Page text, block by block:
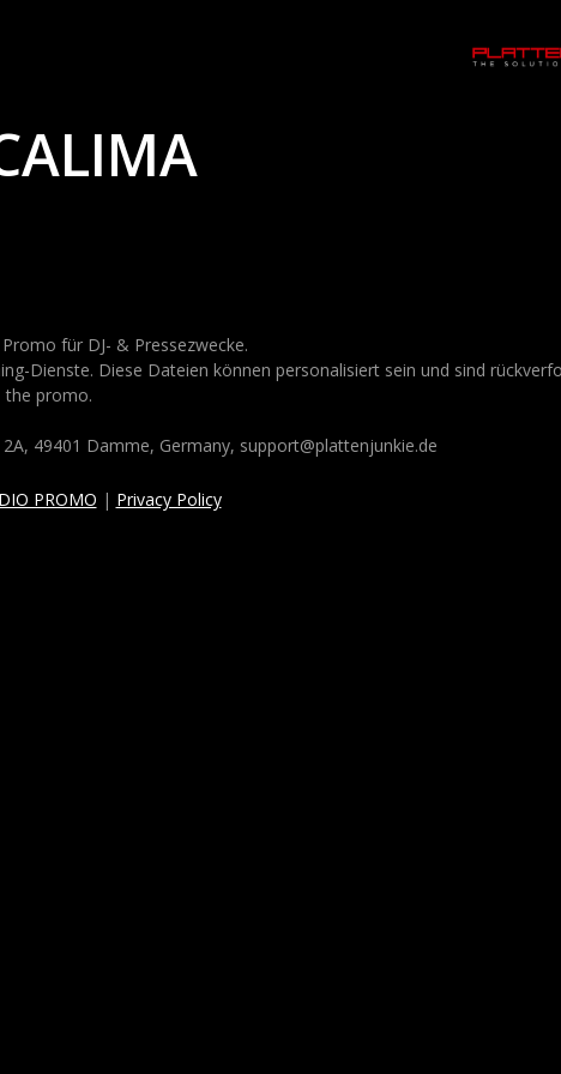
Promo für DJ- & Pressezwecke.
Dienste. Diese Dateien können personalisiert sein und sind
the promo.
49401 Damme, Germany, support@plattenjunkie.de
PROMO | Privacy Policy